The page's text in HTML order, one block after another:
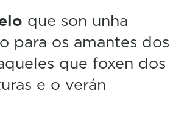
que son unha
para os amantes dos
que foxen dos
e o verán